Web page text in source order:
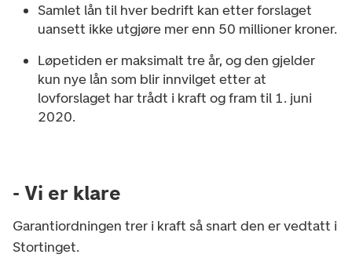
Samlet lån til hver bedrift kan etter forslaget
uansett ikke utgjøre mer enn 50 millioner kroner.
Løpetiden er maksimalt tre år, og den gjelder
kun nye lån som blir innvilget etter at
lovforslaget har trådt i kraft og fram til 1. juni
2020.
- Vi er klare
Garantiordningen trer i kraft så snart den er vedtatt i
Stortinget.